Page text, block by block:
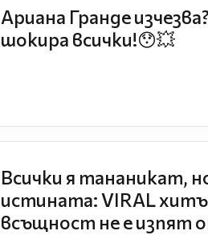
Ариана Гранде
шокира всички!😯💥
Всички я тананикат,
истината: VIRAL
всъщност не е изпят